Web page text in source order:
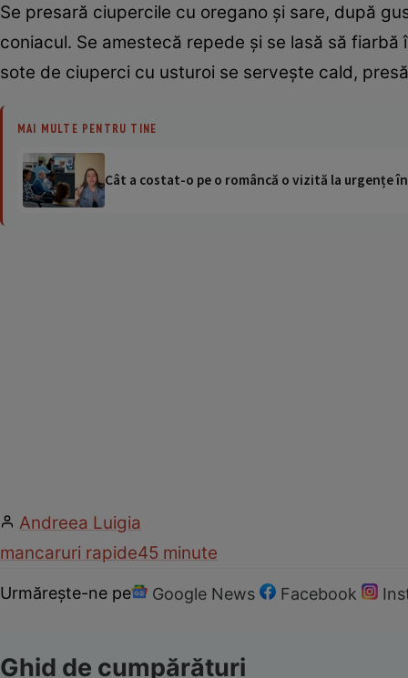
Se presară ciupercile cu oregano şi sare, după
coniacul. Se amestecă repede şi se lasă să
sote de ciuperci cu usturoi se serveşte cald,
MAI MULTE PENTRU TINE
Cât a costat-o pe o româncă o vizită la urgențe
Andreea Luigia
mancaruri rapide45 minute
Urmărește-ne pe Google News Facebook
Ghid de cumpărături